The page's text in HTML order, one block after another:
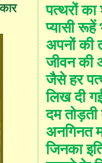
पत्थरों
प्यासी
अपनों की
जीवन
जैसे हर
लिख दी
दम
अनगिनत
जिनका